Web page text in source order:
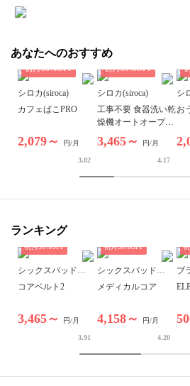
あなたへのおすすめ
初月30%OFF
シロカ(siroca)
カフェばこPRO
2,079～ 円/月
3.82
初月30%OFF
シロカ(siroca)
工事不要 食器洗い乾
燥機オートオープン
タイプ
3,465～ 円/月
4.17
シ
お
ランキング
初月30%OFF
シックスパッド
(SIXPAD)
コアベルト2
3,465～ 円/月
3.91
初月30%OFF
シックスパッド
(SIXPAD)
メディカルコア
4,158～ 円/月
4.20
ブ